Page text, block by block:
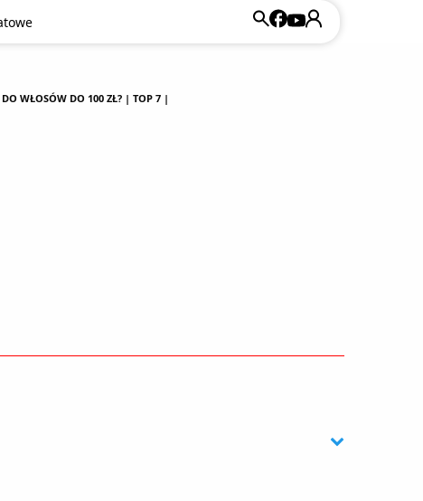
WŁOSÓW DO 100 ZŁ? | TOP 7 |